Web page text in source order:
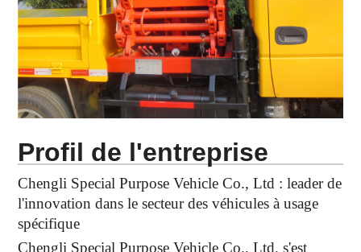
Profil de l'entreprise
Chengli Special Purpose Vehicle Co., Ltd : leader de
l'innovation dans le secteur des véhicules à usage
spécifique
Chengli Special Purpose Vehicle Co., Ltd. s'est